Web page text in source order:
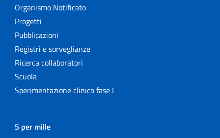
Organismo Notificato
Progetti
Pubblicazioni
Registri e sorveglianze
Ricerca collaboratori
Scuola
Sperimentazione clinica fase I
5 per mille